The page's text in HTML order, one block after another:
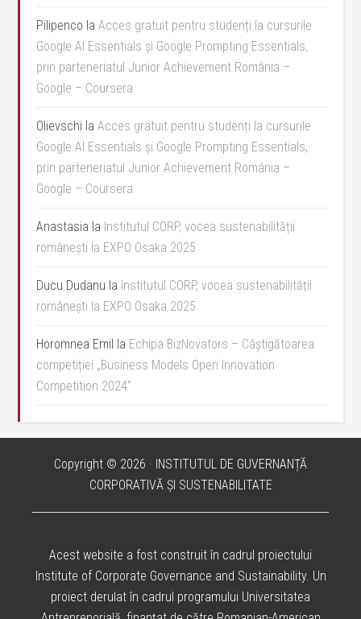
Pilipenco laAcces gratuit pentru studenți la cursurile
Google AI Essentials și Google Prompting Essentials,
prin parteneriatul Junior Achievement România –
Google – Coursera
Olievschi laAcces gratuit pentru studenți la cursurile
Google AI Essentials și Google Prompting Essentials,
prin parteneriatul Junior Achievement România –
Google – Coursera
Anastasia la Institutul CORP, vocea sustenabilității
românești la EXPO Osaka 2025
Ducu Dudanu la Institutul CORP, vocea sustenabilității
românești la EXPO Osaka 2025
Horomnea Emil la Echipa BizNovators – Câștigătoarea
competiției „Business Models Open Innovation
Competition 2024”
Copyright © 2026 · INSTITUTUL DE GUVERNANȚĂ
CORPORATIVĂ ȘI SUSTENABILITATE
Acest website a fost construit în cadrul proiectului
Institute of Corporate Governance and Sustainability. Un
proiect derulat în cadrul programului Universitatea